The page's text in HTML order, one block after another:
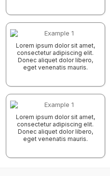
Lorem ipsum dolor sit amet,
consectetur adipiscing elit.
Donec aliquet dolor libero,
eget venenatis mauris.
Lorem ipsum dolor sit amet,
consectetur adipiscing elit.
Donec aliquet dolor libero,
eget venenatis mauris.